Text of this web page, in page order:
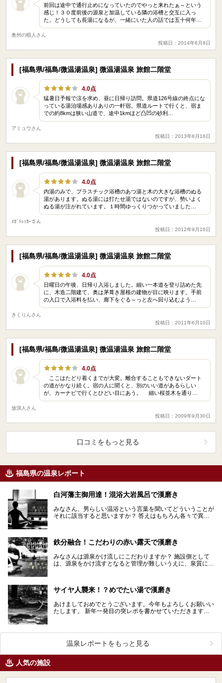
前回は途中で通行止めになっていたのでやっと来れたぁ～という
感じ！３０度前後の源泉と加温している隣の浴槽と交互に入っ
た。どうしても長湯になるが、一緒にいた人の話では五十何年…
奥州の暇人さん
投稿日：2014年6月8日
[福島県/福島/微温湯温泉] 微温湯温泉 旅館二階堂
4.0点
猛暑日予報で涼を求め、昼に日帰り訪問。県道126号線の終点にな
っている湯治場感ありありの一軒宿。県道ルートで行くと、宿ま
での約8kmは狭い山道で、途中1kmほど凸凹の砂利…
アミュウさん
投稿日：2013年8月16日
[福島県/福島/微温湯温泉] 微温湯温泉 旅館二階堂
4.0点
内湯のみで、プラスチック浴槽のあつ湯と木の大きな浴槽のぬる
湯があります。ぬる湯には打たせ湯ではないのですが、勢いよく
ぬる湯が注がれています。１時間ゆっくりつかっていました…
ﾒｶﾞﾄﾚｯｶｰさん
投稿日：2012年9月16日
[福島県/福島/微温湯温泉] 微温湯温泉 旅館二階堂
4.0点
日曜日の午後、日帰り入浴しました。細い一本道を登り詰めた先
に、木造二階建て、奥は茅葺き屋根の建物が目に映ります。手前
の入口で入浴料を払い、廊下をぐる～っと左へ回り込むよう…
きくりんさん
投稿日：2011年6月10日
[福島県/福島/微温湯温泉] 微温湯温泉 旅館二階堂
4.0点
ここはたどり着くまでが大変。離合することもできないダート
の道がかなり続く。宿の人に聞くと、別のいい道があるらしい
が、カーナビで行くとひどい目にあう。 細い桜並木を通り…
放浪人さん
投稿日：2009年9月30日
口コミをもっと見る
福島県の温泉レポート
白河藩主御用達！混浴大岩風呂で漢磨き
みなさん、男らしい温浴という言葉を聞いてどういうことが
それに該当すると思いますか？ 答えはもちろん各々で異な
鉄分融合！こだわりの赤い露天で漢磨き
みなさんは源泉かけ流しにこだわりますか？ 施設側として
は、源泉をかけ流すとなると管理が難しいうえに、泉質によ
サイヤ人襲来！？めでたい湯で漢磨き
あけましておめでとうございます。今年もよろしくお願いい
たします。 新年一発目の突レポを書かせていただきます。
温泉レポートをもっと見る
人気の施設